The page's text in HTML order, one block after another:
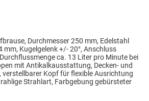
Durchmesser 250 mm, Edelstahl
Kugelgelenk +/- 20°, Anschluss
ca. 13 Liter pro Minute bei
mit Antikalkausstattung, Decken- und
verstellbarer Kopf für flexible Ausrichtung
Strahlart, Farbgebung gebürsteter